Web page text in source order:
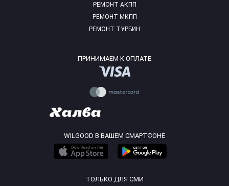
РЕМОНТ АКПП
РЕМОНТ МКПП
РЕМОНТ ТУРБИН
ПРИНИМАЕМ К ОПЛАТЕ
WILGOOD В ВАШЕМ СМАРТФОНЕ
ТОЛЬКО ДЛЯ СМИ